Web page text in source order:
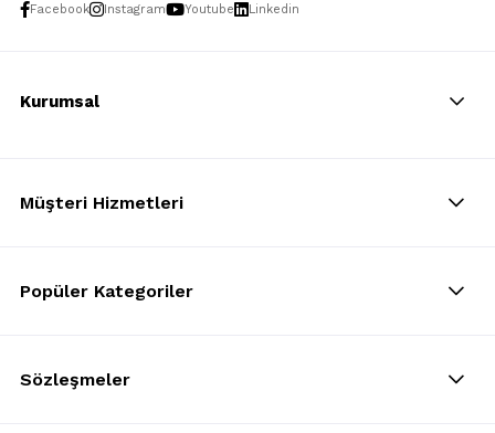
Facebook Instagram Youtube Linkedin
Kurumsal
Müşteri Hizmetleri
Popüler Kategoriler
Sözleşmeler